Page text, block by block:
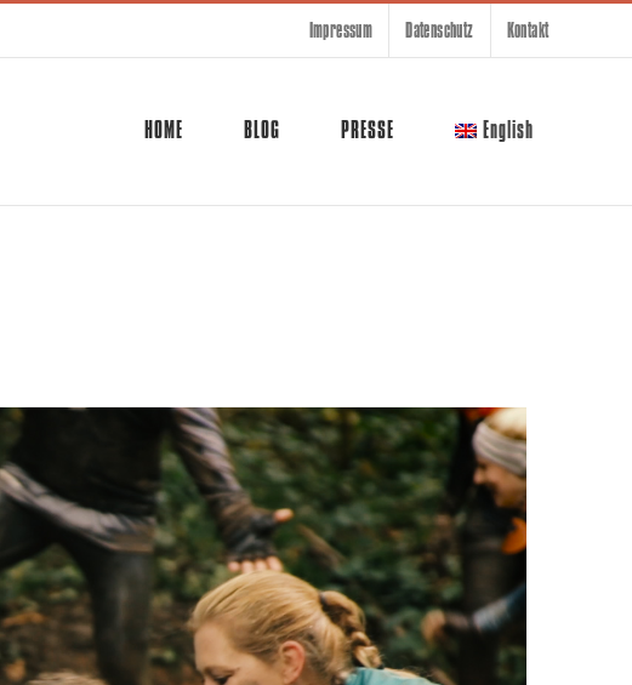
Impressum Datenschutz Kontakt
HOME BLOG PRESSE English